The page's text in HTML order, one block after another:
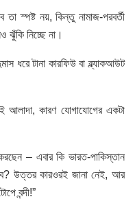
স্পষ্ট নয়, কিন্তু নামাজ-পরবর্তী
ঝুঁকি নিচ্ছে না।
ধরে টানা কারফিউ বা ব্ল্যাকআউট
আলাদা, কারণ যোগাযোগের একটা
– এবার কি ভারত-পাকিস্তান
উত্তর কারওরই জানা নেই, আর
বন্দী!”